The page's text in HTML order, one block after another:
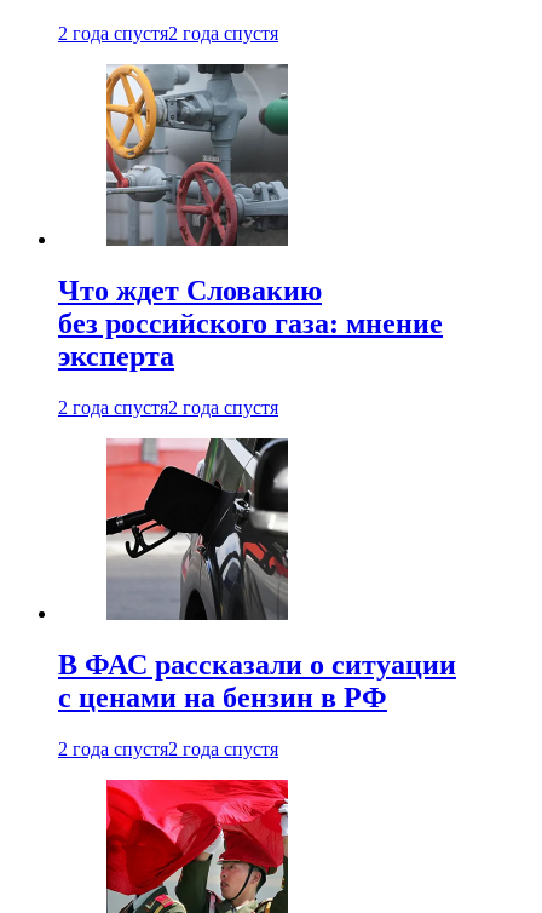
2 года спустя2 года спустя
Что ждет Словакию
без российского газа: мнение
эксперта
2 года спустя2 года спустя
В ФАС рассказали о ситуации
с ценами на бензин в РФ
2 года спустя2 года спустя